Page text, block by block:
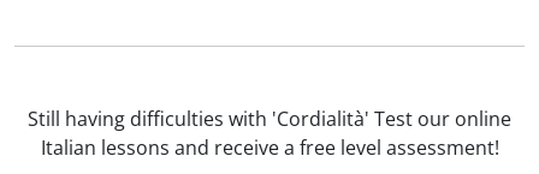
Still having difficulties with 'Cordialità' Test our online
Italian lessons and receive a free level assessment!